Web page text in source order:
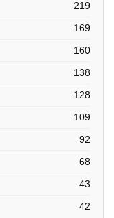
219
169
160
138
128
109
92
68
43
42